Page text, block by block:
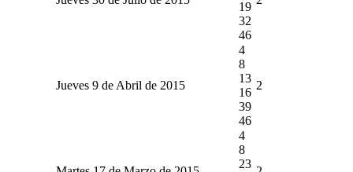
19
32
46
Jueves 9 de Abril de 2015
4
8
13
16
39
46
2
4
8
23